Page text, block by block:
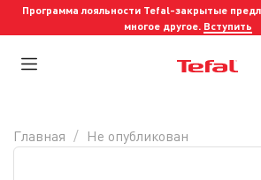
Программа лояльности Tefal-закрытые
многое другое. Вступить
Главная Не опубликован